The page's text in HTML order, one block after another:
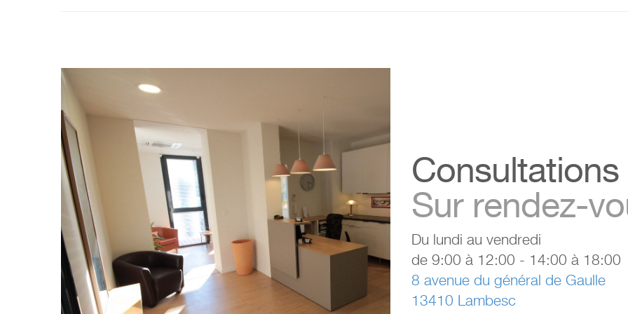
Consultations
Sur rendez-
Du lundi au vendredi
de 9:00 à 12:00 - 14:00 à 18:00
8 avenue du général de Gaulle
13410 Lambesc